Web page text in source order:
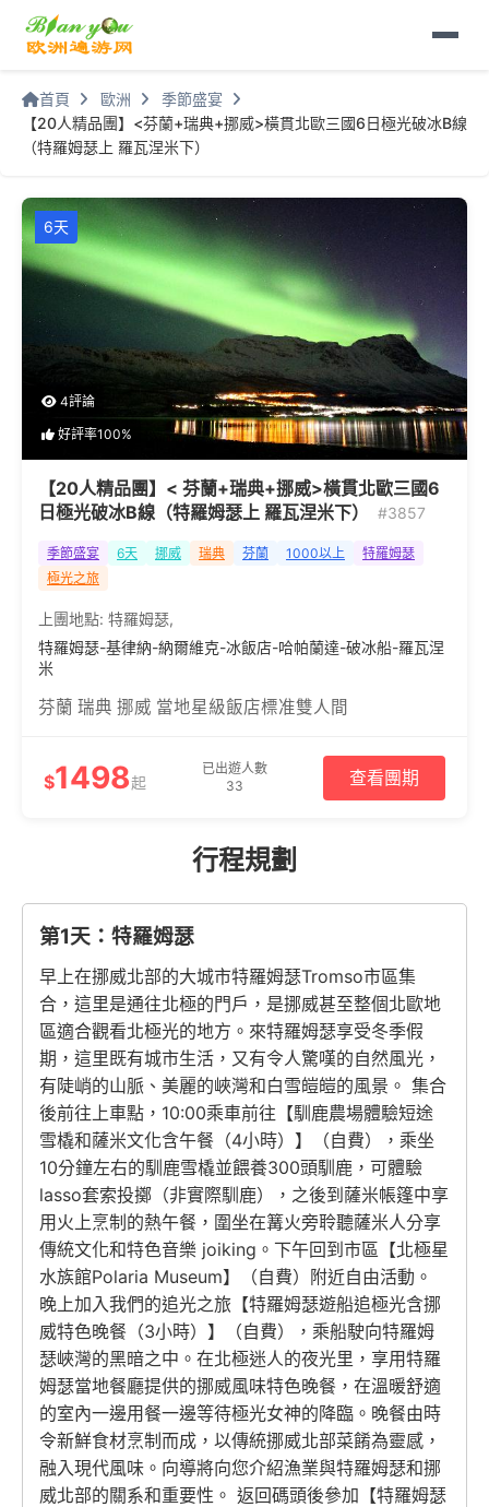
首頁 歐洲
季節盛宴
【20人精品團】<芬蘭+瑞典+挪威>橫貫北歐三國6日極光破冰B線
（特羅姆瑟上 羅瓦涅米下）
6天
4評論
好評率100%
【20人精品團】< 芬蘭+瑞典+挪威>橫貫北歐三國6
日極光破冰B線（特羅姆瑟上 羅瓦涅米下）
#3857
季節盛宴 6天 挪威 瑞典 芬蘭 1000以上
特羅姆瑟
極光之旅
上團地點: 特羅姆瑟,
特羅姆瑟-基律納-納爾維克-冰飯店-哈帕蘭達-破冰船-羅瓦涅
米
芬蘭 瑞典 挪威 當地星級飯店標准雙人間
$1498起
已出遊人數
33
查看團期
行程規劃
第1天：特羅姆瑟
早上在挪威北部的大城市特羅姆瑟Tromso市區集
合，這里是通往北極的門戶，是挪威甚至整個北歐地
區適合觀看北極光的地方。來特羅姆瑟享受冬季假
期，這里既有城市生活，又有令人驚嘆的自然風光，
有陡峭的山脈、美麗的峽灣和白雪皚皚的風景。 集合
後前往上車點，10:00乘車前往【馴鹿農場體驗短途
雪橇和薩米文化含午餐（4小時）】（自費），乘坐
10分鐘左右的馴鹿雪橇並餵養300頭馴鹿，可體驗
lasso套索投擲（非實際馴鹿），之後到薩米帳篷中享
用火上烹制的熱午餐，圍坐在篝火旁聆聽薩米人分享
傳統文化和特色音樂 joiking。下午回到市區【北極星
水族館Polaria Museum】（自費）附近自由活動。
晚上加入我們的追光之旅【特羅姆瑟遊船追極光含挪
威特色晚餐（3小時）】（自費），乘船駛向特羅姆
瑟峽灣的黑暗之中。在北極迷人的夜光里，享用特羅
姆瑟當地餐廳提供的挪威風味特色晚餐，在溫暖舒適
的室內一邊用餐一邊等待極光女神的降臨。晚餐由時
令新鮮食材烹制而成，以傳統挪威北部菜餚為靈感，
融入現代風味。向導將向您介紹漁業與特羅姆瑟和挪
威北部的關系和重要性。 返回碼頭後參加【特羅姆瑟